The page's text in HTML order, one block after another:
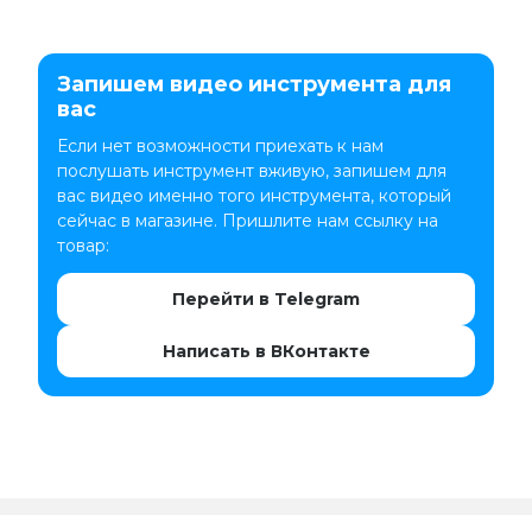
Запишем видео инструмента для
вас
Если нет возможности приехать к нам
послушать инструмент вживую, запишем для
вас видео именно того инструмента, который
сейчас в магазине. Пришлите нам ссылку на
товар:
Перейти в Telegram
Написать в ВКонтакте